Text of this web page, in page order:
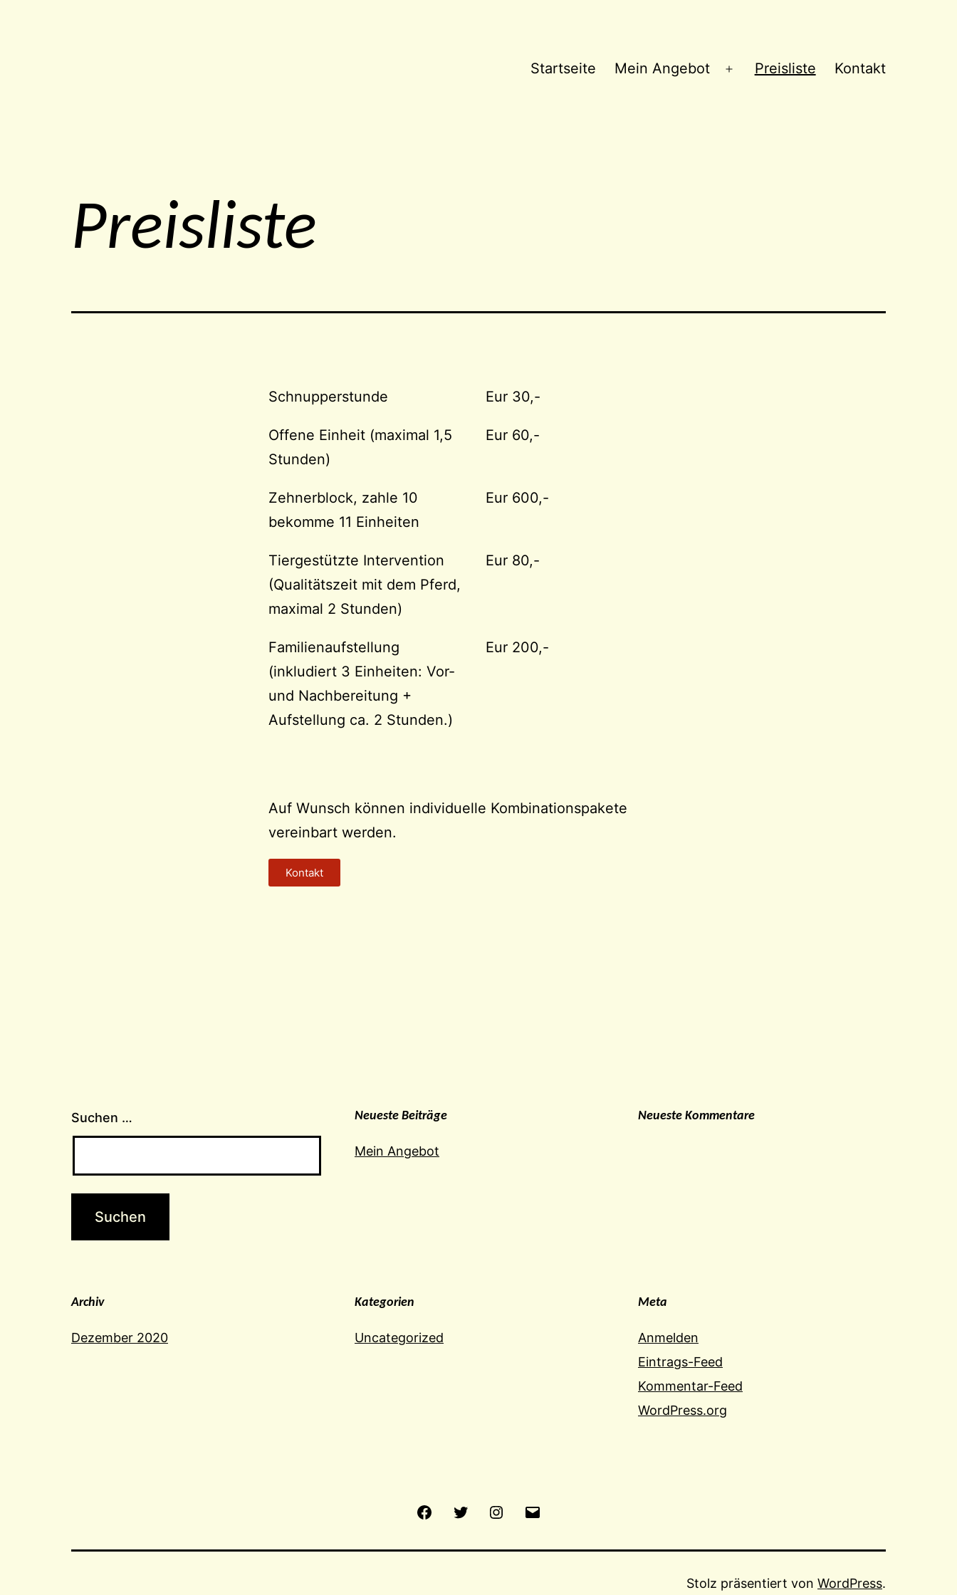
Startseite Mein Angebot Preisliste Kontakt
Preisliste
Schnupperstunde Eur 30,-
Offene Einheit (maximal 1,5
Stunden)
Eur 60,-
Zehnerblock, zahle 10
bekomme 11 Einheiten
Eur 600,-
Tiergestützte Intervention
(Qualitätszeit mit dem Pferd,
maximal 2 Stunden)
Eur 80,-
Familienaufstellung
(inkludiert 3 Einheiten: Vor-
und Nachbereitung +
Aufstellung ca. 2 Stunden.)
Eur 200,-
Auf Wunsch können individuelle Kombinationspakete
vereinbart werden.
Kontakt
Suchen … Neueste Beiträge
Mein Angebot
Neueste Kommentare
Archiv
Dezember 2020
Kategorien
Uncategorized
Meta
Anmelden
Eintrags-Feed
Kommentar-Feed
WordPress.org
Stolz präsentiert von WordPress.